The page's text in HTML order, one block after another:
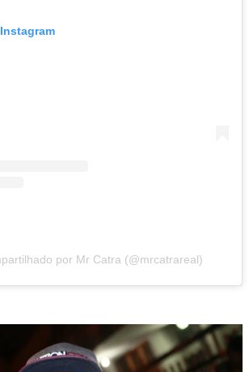
por Mr Catra (@mrcatrareal)